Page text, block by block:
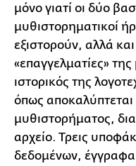
μόνο γιατί οι δύο
μυθιστορηματικοί
εξιστορούν, αλλά και
«επαγγελματίες»
ιστορικός της
όπως αποκαλύπτεται
μυθιστορήματος,
αρχείο. Τρεις
δεδομένων,